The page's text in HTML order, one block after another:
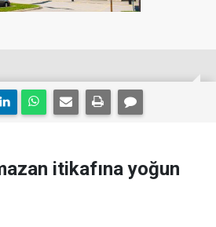
itikafına yoğun